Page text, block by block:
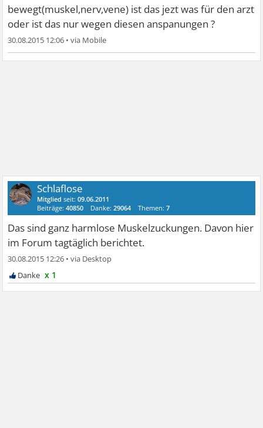
bewegt(muskel,nerv,vene) ist das jezt was für den arzt
oder ist das nur wegen diesen anspanungen ?
30.08.2015 12:06 •
Schlaflose
Mitglied seit:09.06.2011
Beiträge:40850 Danke:29064 Themen:7
Das sind ganz harmlose Muskelzuckungen. Davon hier
im Forum tagtäglich berichtet.
30.08.2015 12:26 •
x 1